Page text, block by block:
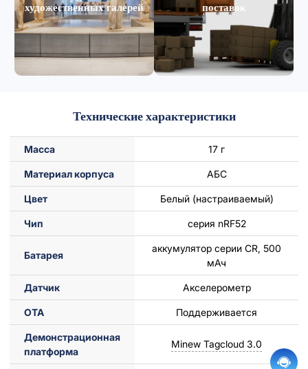
художественных галерей
поставок
Технические характеристики
Масса 17 г
Материал корпуса АБС
Цвет Белый (настраиваемый)
Чип серия nRF52
Батарея
аккумулятор серии CR, 500
мАч
Датчик Акселерометр
ОТА Поддерживается
Демонстрационная
платформа
Minew Tagcloud 3.0